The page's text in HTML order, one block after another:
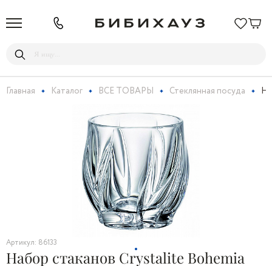
Главная Каталог ВСЕ ТОВАРЫ Стеклянная посуда
Артикул: 86133
Набор стаканов Crystalite Bohemia